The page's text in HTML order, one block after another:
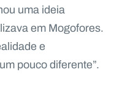
uma ideia
em Mogofores.
e
pouco diferente”.